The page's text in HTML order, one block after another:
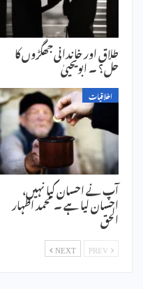
طلاق اور خاندانی جھگڑوں کا
حل؟ ۔ ابویحییٰ
اخلاقیات
آپ نے احسان کیا نہیں،
احسان لیا ہے ۔ محمد اظہار
الحق
NEXT